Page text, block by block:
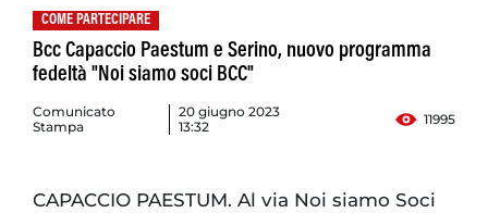
COME PARTECIPARE
Bcc Capaccio Paestum e Serino, nuovo programma
fedeltà "Noi siamo soci BCC"
Comunicato
Stampa
20 giugno 2023
13:32
11995
CAPACCIO PAESTUM. Al via Noi siamo Soci